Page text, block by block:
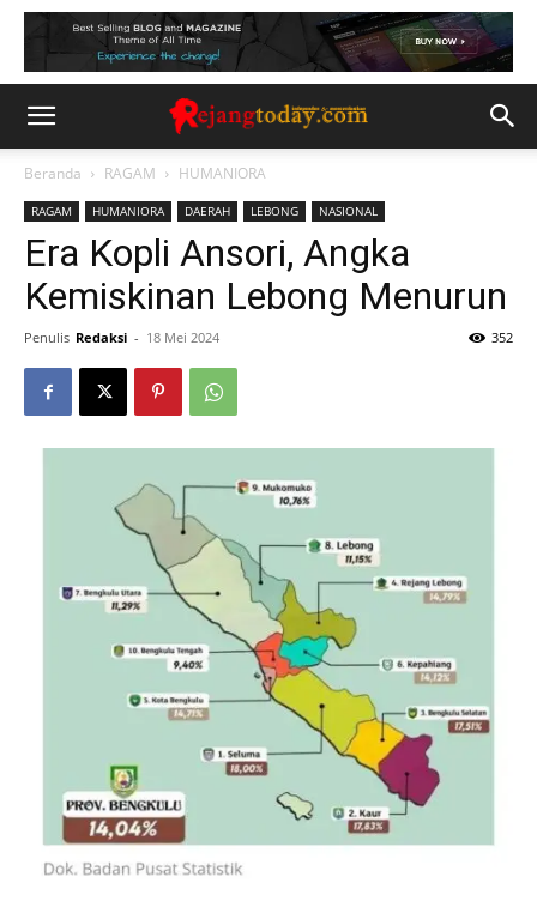
Beranda RAGAM HUMANIORA
RAGAM HUMANIORA DAERAH LEBONG NASIONAL
Era Kopli Ansori, Angka
Kemiskinan Lebong Menurun
Penulis Redaksi - 18 Mei 2024 352